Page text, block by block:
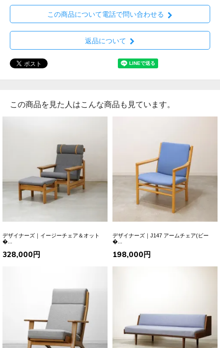
この商品について電話で問い合わせる
返品について
この商品を見た人はこんな商品も見ています。
デザイナーズ｜イージーチェア＆オット
�...
328,000円
デザイナーズ｜J147 アームチェア(ビー
�...
198,000円